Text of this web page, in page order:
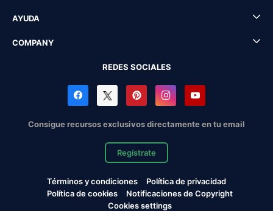
AYUDA
COMPANY
REDES SOCIALES
Consigue recursos exclusivos directamente en tu email
Regístrate
Términos y condiciones
Política de privacidad
Política de cookies
Notificaciones de Copyright
Cookies settings